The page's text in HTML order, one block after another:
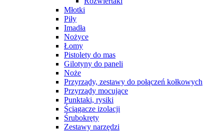
Młotki
Piły
Imadła
Nożyce
Łomy
Pistolety do mas
Gilotyny do paneli
Noże
Przyrządy, zestawy do połączeń kołkowych
Przyrządy mocujące
Punktaki, rysiki
Ściągacze izolacji
Śrubokręty
Zestawy narzędzi